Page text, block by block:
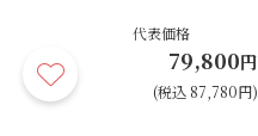
代表価格
79,800円
(税込 87,780円)